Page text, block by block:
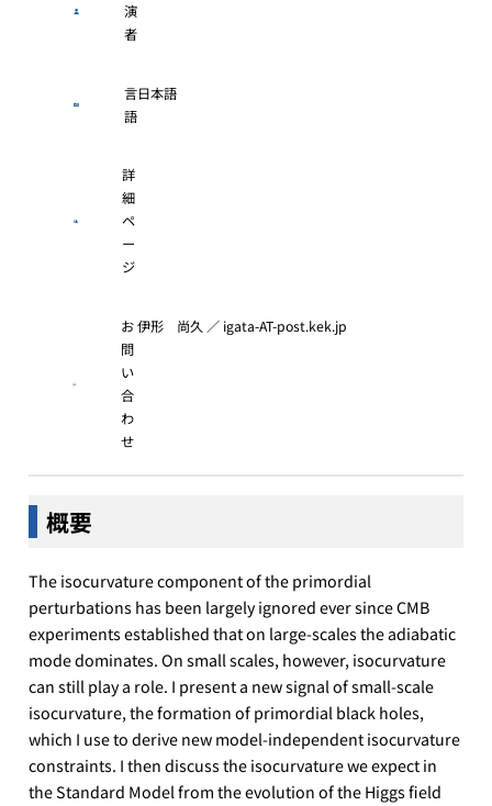
演
者
言
語
日本語
詳
細
ペ
ー
ジ
お
問
い
合
わ
せ
伊形 尚久 ／ igata-AT-post.kek.jp
概要
The isocurvature component of the primordial
perturbations has been largely ignored ever since CMB
experiments established that on large-scales the adiabatic
mode dominates. On small scales, however, isocurvature
can still play a role. I present a new signal of small-scale
isocurvature, the formation of primordial black holes,
which I use to derive new model-independent isocurvature
constraints. I then discuss the isocurvature we expect in
the Standard Model from the evolution of the Higgs field